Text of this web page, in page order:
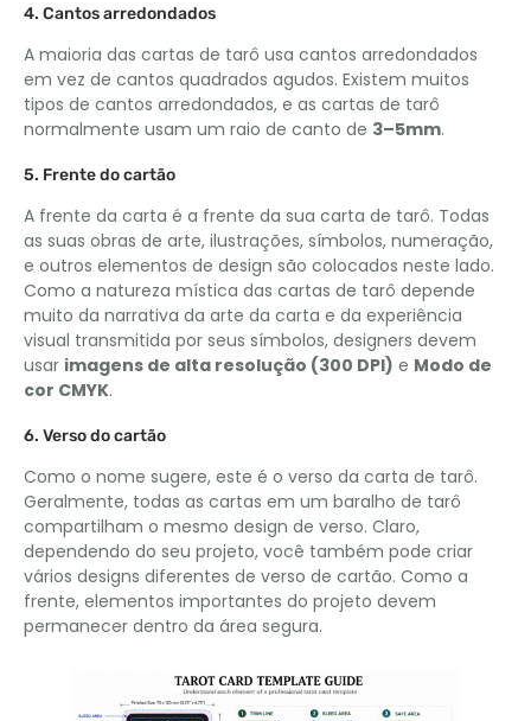
4. Cantos arredondados
A maioria das cartas de tarô usa cantos arredondados
em vez de cantos quadrados agudos. Existem muitos
tipos de cantos arredondados, e as cartas de tarô
normalmente usam um raio de canto de 3–5mm.
5. Frente do cartão
A frente da carta é a frente da sua carta de tarô. Todas
as suas obras de arte, ilustrações, símbolos, numeração,
e outros elementos de design são colocados neste lado.
Como a natureza mística das cartas de tarô depende
muito da narrativa da arte da carta e da experiência
visual transmitida por seus símbolos, designers devem
usar imagens de alta resolução (300 DPI) e Modo de
cor CMYK.
6. Verso do cartão
Como o nome sugere, este é o verso da carta de tarô.
Geralmente, todas as cartas em um baralho de tarô
compartilham o mesmo design de verso. Claro,
dependendo do seu projeto, você também pode criar
vários designs diferentes de verso de cartão. Como a
frente, elementos importantes do projeto devem
permanecer dentro da área segura.